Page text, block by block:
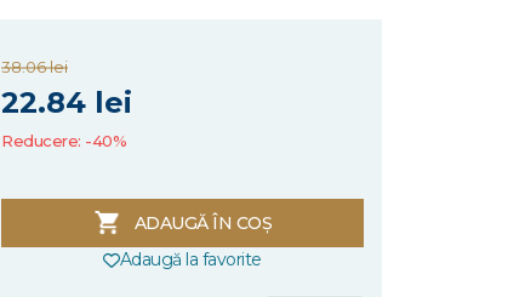
38.06 lei
22.84 lei
Reducere: -40%
ADAUGĂ ÎN COȘ
Adaugă la favorite